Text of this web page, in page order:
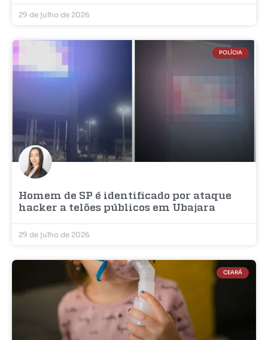
29 de julho de 2026
POLÍCIA
Homem de SP é identificado por ataque
hacker a telões públicos em Ubajara
29 de julho de 2026
CEARÁ